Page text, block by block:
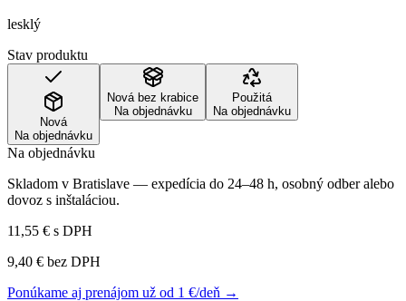
lesklý
Stav produktu
Nová
Na objednávku
Nová bez krabice
Na objednávku
Použitá
Na objednávku
Na objednávku
Skladom v Bratislave — expedícia do 24–48 h, osobný odber alebo
dovoz s inštaláciou.
11,55 € s DPH
9,40 € bez DPH
Ponúkame aj prenájom už od 1 €/deň →